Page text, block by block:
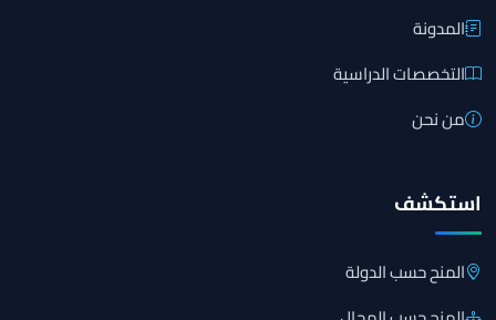
المدونة
التخصصات الدراسية
من نحن
استكشف
المنح حسب الدولة